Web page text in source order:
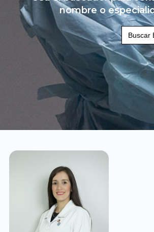
nombre o
Buscar: